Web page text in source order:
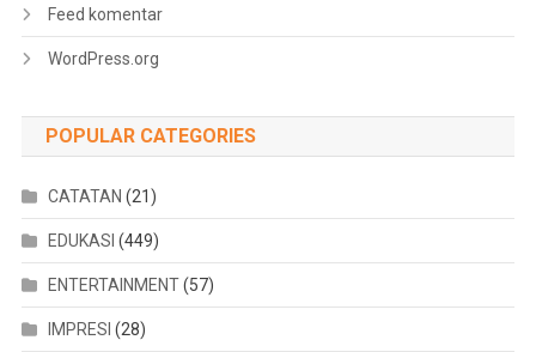
Feed komentar
WordPress.org
POPULAR CATEGORIES
CATATAN (21)
EDUKASI (449)
ENTERTAINMENT(57)
IMPRESI (28)